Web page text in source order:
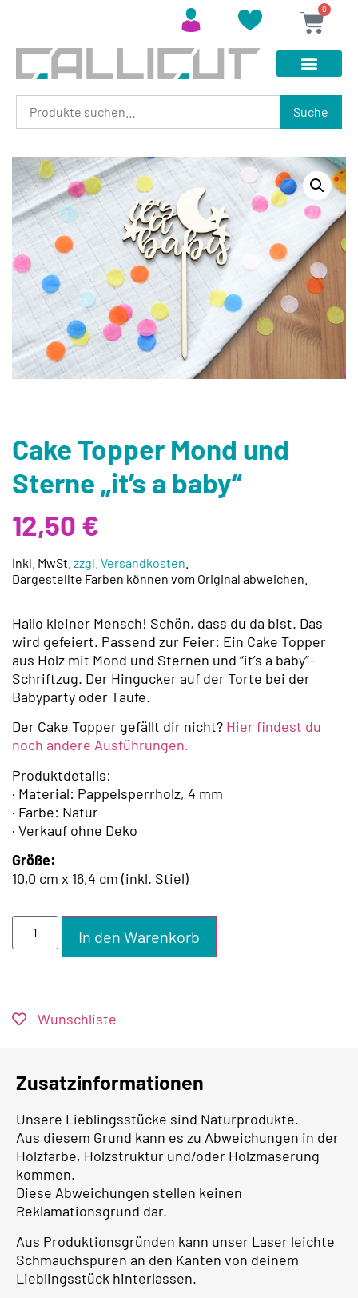
0
Suche
Cake Topper Mond und
Sterne „it’s a baby“
12,50 €
inkl. MwSt. zzgl. Versandkosten
Dargestellte Farben können vom Original abweichen.
Hallo kleiner Mensch! Schön, dass du da bist. Das
wird gefeiert. Passend zur Feier: Ein Cake Topper
aus Holz mit Mond und Sternen und “it’s a baby”-
Schriftzug. Der Hingucker auf der Torte bei der
Babyparty oder Taufe.
Der Cake Topper gefällt dir nicht? Hier findest du
noch andere Ausführungen.
Produktdetails:
· Material: Pappelsperrholz, 4 mm
· Farbe: Natur
· Verkauf ohne Deko
Größe:
10,0 cm x 16,4 cm (inkl. Stiel)
In den Warenkorb
Wunschliste
Zusatzinformationen
Unsere Lieblingsstücke sind Naturprodukte.
Aus diesem Grund kann es zu Abweichungen in der
Holzfarbe, Holzstruktur und/oder Holzmaserung
kommen.
Diese Abweichungen stellen keinen
Reklamationsgrund dar.
Aus Produktionsgründen kann unser Laser leichte
Schmauchspuren an den Kanten von deinem
Lieblingsstück hinterlassen.